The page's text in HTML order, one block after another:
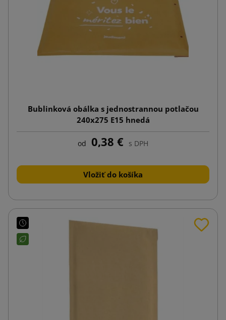
Bublinková obálka s jednostrannou potlačou
240x275 E15 hnedá
od 0,38 € s DPH
Vložiť do košíka